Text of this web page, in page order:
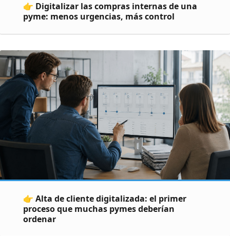
👉 Digitalizar las compras internas de una
pyme: menos urgencias, más control
👉 Alta de cliente digitalizada: el primer
proceso que muchas pymes deberían
ordenar